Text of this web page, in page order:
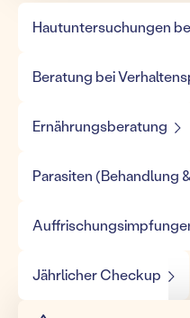
Hautuntersuchungen
Beratung bei
Ernährungsberatung
Parasiten (Behandlung
Jährlicher Checkup